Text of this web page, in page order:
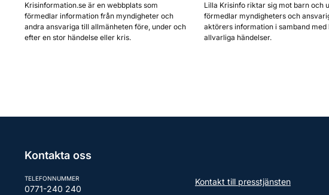
Krisinformation.se är en webbplats som
förmedlar information från myndigheter och
andra ansvariga till allmänheten före, under och
efter en stor händelse eller kris.
Lilla Krisinfo riktar sig mot barn och
förmedlar myndigheters och
aktörers information i samband
allvarliga händelser.
Kontakta oss
TELEFONNUMMER
0771-240 240
Kontakt till presstjänsten